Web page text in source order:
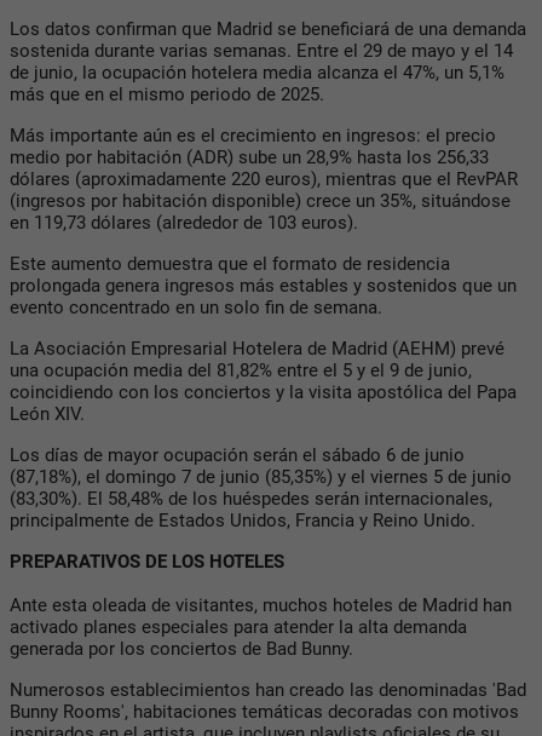
Los datos confirman que Madrid se beneficiará de una demanda
sostenida durante varias semanas. Entre el 29 de mayo y el 14
de junio, la ocupación hotelera media alcanza el 47%, un 5,1%
más que en el mismo periodo de 2025.
Más importante aún es el crecimiento en ingresos: el precio
medio por habitación (ADR) sube un 28,9% hasta los 256,33
dólares (aproximadamente 220 euros), mientras que el RevPAR
(ingresos por habitación disponible) crece un 35%, situándose
en 119,73 dólares (alrededor de 103 euros).
Este aumento demuestra que el formato de residencia
prolongada genera ingresos más estables y sostenidos que un
evento concentrado en un solo fin de semana.
La Asociación Empresarial Hotelera de Madrid (AEHM) prevé
una ocupación media del 81,82% entre el 5 y el 9 de junio,
coincidiendo con los conciertos y la visita apostólica del Papa
León XIV.
Los días de mayor ocupación serán el sábado 6 de junio
(87,18%), el domingo 7 de junio (85,35%) y el viernes 5 de junio
(83,30%). El 58,48% de los huéspedes serán internacionales,
principalmente de Estados Unidos, Francia y Reino Unido.
PREPARATIVOS DE LOS HOTELES
Ante esta oleada de visitantes, muchos hoteles de Madrid han
activado planes especiales para atender la alta demanda
generada por los conciertos de Bad Bunny.
Numerosos establecimientos han creado las denominadas 'Bad
Bunny Rooms', habitaciones temáticas decoradas con motivos